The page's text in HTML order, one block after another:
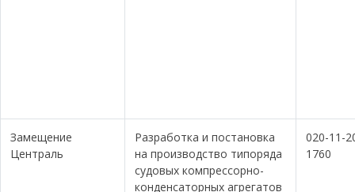
Замещение
Централь
Разработка и постановка
на производство типоряда
судовых компрессорно-
конденсаторных агрегатов
020-11-
1760